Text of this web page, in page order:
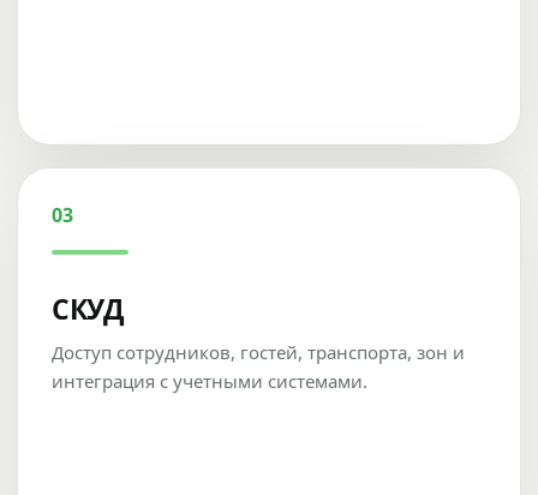
03
СКУД
Доступ сотрудников, гостей, транспорта, зон и
интеграция с учетными системами.